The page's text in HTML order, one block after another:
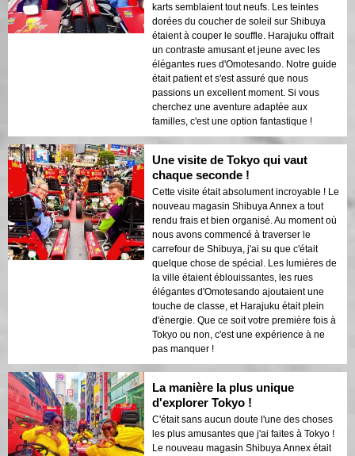
karts semblaient tout neufs. Les teintes
dorées du coucher de soleil sur Shibuya
étaient à couper le souffle. Harajuku offrait
un contraste amusant et jeune avec les
élégantes rues d'Omotesando. Notre guide
était patient et s'est assuré que nous
passions un excellent moment. Si vous
cherchez une aventure adaptée aux
familles, c'est une option fantastique !
Une visite de Tokyo qui vaut
chaque seconde !
Cette visite était absolument incroyable ! Le
nouveau magasin Shibuya Annex a tout
rendu frais et bien organisé. Au moment où
nous avons commencé à traverser le
carrefour de Shibuya, j'ai su que c'était
quelque chose de spécial. Les lumières de
la ville étaient éblouissantes, les rues
élégantes d'Omotesando ajoutaient une
touche de classe, et Harajuku était plein
d'énergie. Que ce soit votre première fois à
Tokyo ou non, c'est une expérience à ne
pas manquer !
La manière la plus unique
d'explorer Tokyo !
C'était sans aucun doute l'une des choses
les plus amusantes que j'ai faites à Tokyo !
Le nouveau magasin Shibuya Annex était